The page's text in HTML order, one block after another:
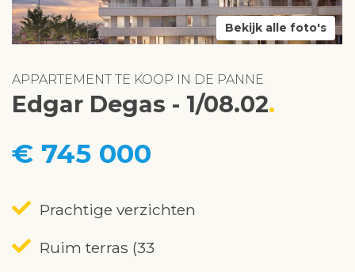
Bekijk alle foto's
APPARTEMENT TE KOOP IN DE PANNE
Edgar Degas - 1/08.02
€ 745 000
Prachtige verzichten
Ruim terras (33